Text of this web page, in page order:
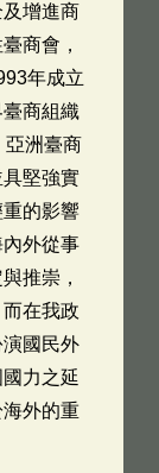
增進商
商會，
年成立
臺商組織
亞洲臺商
堅強實
的影響
外從事
推崇，
在我政
國民外
力之延
外的重